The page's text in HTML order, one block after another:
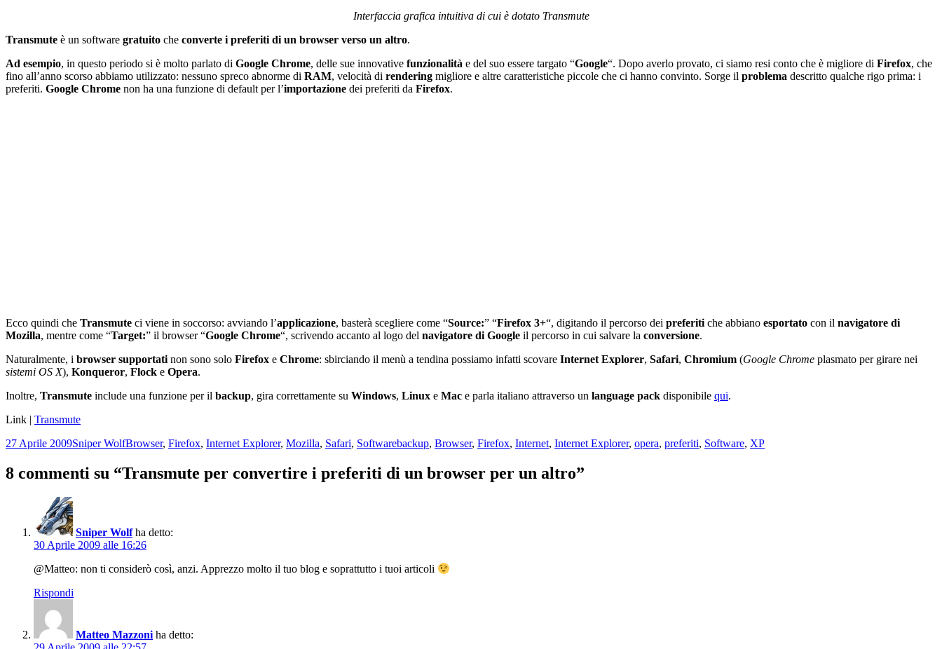
Interfaccia grafica intuitiva di cui è dotato Transmute
Transmute è un software gratuito che converte i preferiti di un browser verso un altro.
Ad esempio, in questo periodo si è molto parlato di Google Chrome, delle sue innovative funzionalità e del suo essere targato “Google“. Dopo averlo provato, ci siamo resi conto che è migliore di Firefox, che
fino all’anno scorso abbiamo utilizzato: nessuno spreco abnorme di RAM, velocità di rendering migliore e altre caratteristiche piccole che ci hanno convinto. Sorge il problema descritto qualche rigo prima: i
preferiti. Google Chrome non ha una funzione di default per l’importazione dei preferiti da Firefox.
Ecco quindi che Transmute ci viene in soccorso: avviando l’applicazione, basterà scegliere come “Source:” “Firefox 3+“, digitando il percorso dei preferiti che abbiano esportato con il navigatore di
Mozilla, mentre come “Target:” il browser “Google Chrome“, scrivendo accanto al logo del navigatore di Google il percorso in cui salvare la conversione.
Naturalmente, i browser supportati non sono solo Firefox e Chrome: sbirciando il menù a tendina possiamo infatti scovare Internet Explorer, Safari, Chromium (Google Chrome plasmato per girare nei
sistemi OS X), Konqueror, Flock e Opera.
Inoltre, Transmute include una funzione per il backup, gira correttamente su Windows, Linux e Mac e parla italiano attraverso un language pack disponibile qui.
Link | Transmute
Scritto
27 Aprile 2009Autore
Sniper WolfCategorie
Browser, Firefox, Internet Explorer, Mozilla, Safari, SoftwareTag
backup, Browser, Firefox, Internet, Internet Explorer, opera, preferiti, Software, XP
8 commenti su “Transmute per convertire i preferiti di un browser per un altro”
Sniper Wolf ha detto:
30 Aprile 2009 alle 16:26
@Matteo: non ti considerò così, anzi. Apprezzo molto il tuo blog e soprattutto i tuoi articoli
Rispondi
Matteo Mazzoni ha detto: